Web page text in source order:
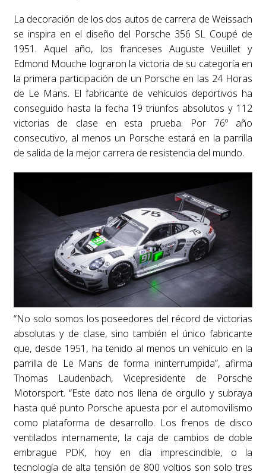
La decoración de los dos autos de carrera de Weissach
se inspira en el diseño del Porsche 356 SL Coupé de
1951. Aquel año, los franceses Auguste Veuillet y
Edmond Mouche lograron la victoria de su categoría en
la primera participación de un Porsche en las 24 Horas
de Le Mans. El fabricante de vehículos deportivos ha
conseguido hasta la fecha 19 triunfos absolutos y 112
victorias de clase en esta prueba. Por 76º año
consecutivo, al menos un Porsche estará en la parrilla
de salida de la mejor carrera de resistencia del mundo.
“No solo somos los poseedores del récord de victorias
absolutas y de clase, sino también el único fabricante
que, desde 1951, ha tenido al menos un vehículo en la
parrilla de Le Mans de forma ininterrumpida”, afirma
Thomas Laudenbach, Vicepresidente de Porsche
Motorsport. “Este dato nos llena de orgullo y subraya
hasta qué punto Porsche apuesta por el automovilismo
como plataforma de desarrollo. Los frenos de disco
ventilados internamente, la caja de cambios de doble
embrague PDK, hoy en día imprescindible, o la
tecnología de alta tensión de 800 voltios son solo tres